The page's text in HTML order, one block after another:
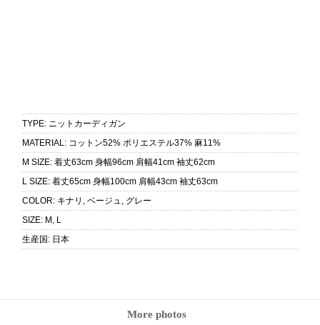
TYPE: ニットカーディガン
MATERIAL: コットン52% ポリエステル37% 麻11%
M SIZE: 着丈63cm 身幅96cm 肩幅41cm 袖丈62cm
L SIZE: 着丈65cm 身幅100cm 肩幅43cm 袖丈63cm
COLOR: キナリ, ベージュ, グレー
SIZE: M, L
生産国 : 日本
More photos